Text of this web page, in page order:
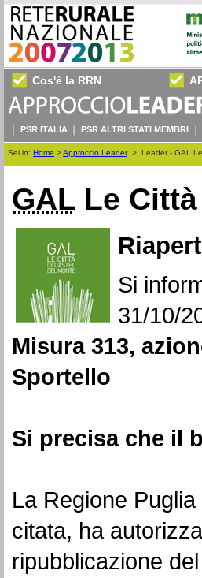
Cos'è la RRN
PSR ITALIA PSR ALTRI STATI MEMBRI
Sei in: Home >Approccio Leader> Leader - GAL
GAL Le
Si
31/10/
Misura 313,
Sportello
Si precisa che il
La Regione
citata, ha
ripubblicazione